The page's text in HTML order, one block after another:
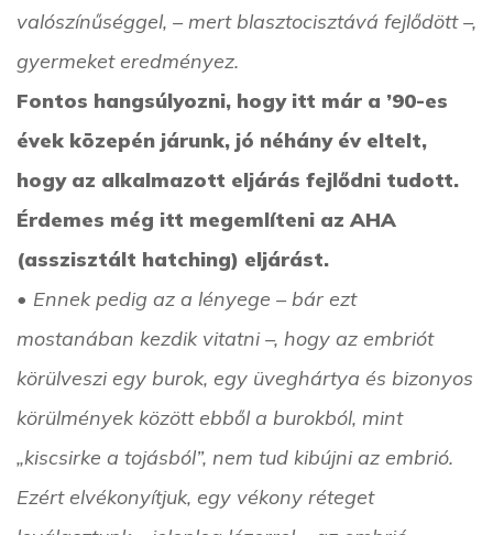
valószínűséggel, – mert blasztocisztává fejlődött –,
gyermeket eredményez.
Fontos hangsúlyozni, hogy itt már a ’90-es
évek közepén járunk, jó néhány év eltelt,
hogy az alkalmazott eljárás fejlődni tudott.
Érdemes még itt megemlíteni az AHA
(asszisztált hatching) eljárást.
• Ennek pedig az a lényege – bár ezt
mostanában kezdik vitatni –, hogy az embriót
körülveszi egy burok, egy üveghártya és bizonyos
körülmények között ebből a burokból, mint
„kiscsirke a tojásból”, nem tud kibújni az embrió.
Ezért elvékonyítjuk, egy vékony réteget